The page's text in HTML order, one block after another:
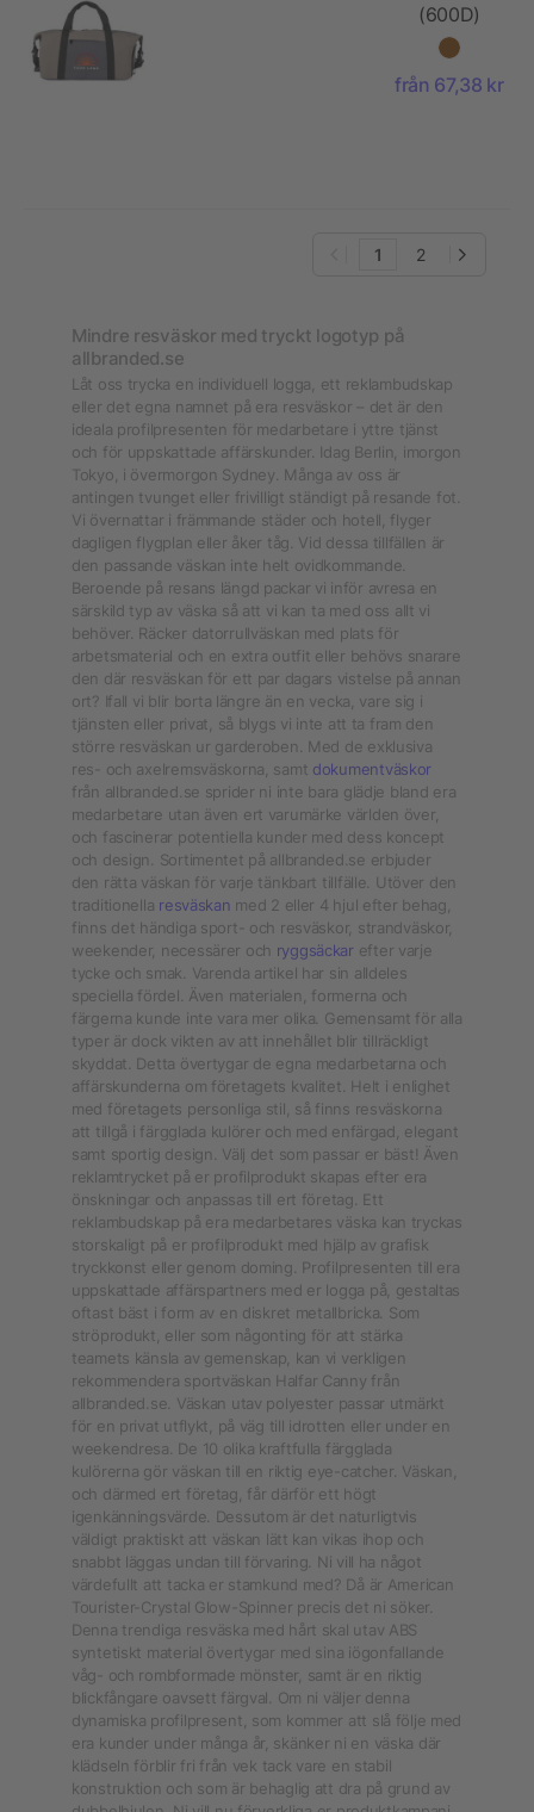
(600D)
duffel bag
från 67,38 kr
1 2
Mindre resväskor med tryckt logotyp på
allbranded.se
Låt oss trycka en individuell logga, ett reklambudskap
eller det egna namnet på era resväskor – det är den
ideala profilpresenten för medarbetare i yttre tjänst
och för uppskattade affärskunder. Idag Berlin, imorgon
Tokyo, i övermorgon Sydney. Många av oss är
antingen tvunget eller frivilligt ständigt på resande fot.
Vi övernattar i främmande städer och hotell, flyger
dagligen flygplan eller åker tåg. Vid dessa tillfällen är
den passande väskan inte helt ovidkommande.
Beroende på resans längd packar vi inför avresa en
särskild typ av väska så att vi kan ta med oss allt vi
behöver. Räcker datorrullväskan med plats för
arbetsmaterial och en extra outfit eller behövs snarare
den där resväskan för ett par dagars vistelse på annan
ort? Ifall vi blir borta längre än en vecka, vare sig i
tjänsten eller privat, så blygs vi inte att ta fram den
större resväskan ur garderoben. Med de exklusiva
res- och axelremsväskorna, samt dokumentväskor
från allbranded.se sprider ni inte bara glädje bland era
medarbetare utan även ert varumärke världen över,
och fascinerar potentiella kunder med dess koncept
och design. Sortimentet på allbranded.se erbjuder
den rätta väskan för varje tänkbart tillfälle. Utöver den
traditionella resväskan med 2 eller 4 hjul efter behag,
finns det händiga sport- och resväskor, strandväskor,
weekender, necessärer och ryggsäckarefter varje
tycke och smak. Varenda artikel har sin alldeles
speciella fördel. Även materialen, formerna och
färgerna kunde inte vara mer olika. Gemensamt för alla
typer är dock vikten av att innehållet blir tillräckligt
skyddat. Detta övertygar de egna medarbetarna och
affärskunderna om företagets kvalitet. Helt i enlighet
med företagets personliga stil, så finns resväskorna
att tillgå i färgglada kulörer och med enfärgad, elegant
samt sportig design. Välj det som passar er bäst! Även
reklamtrycket på er profilprodukt skapas efter era
önskningar och anpassas till ert företag. Ett
reklambudskap på era medarbetares väska kan tryckas
storskaligt på er profilprodukt med hjälp av grafisk
tryckkonst eller genom doming. Profilpresenten till era
uppskattade affärspartners med er logga på, gestaltas
oftast bäst i form av en diskret metallbricka. Som
ströprodukt, eller som någonting för att stärka
teamets känsla av gemenskap, kan vi verkligen
rekommendera sportväskan Halfar Canny från
allbranded.se. Väskan utav polyester passar utmärkt
för en privat utflykt, på väg till idrotten eller under en
weekendresa. De 10 olika kraftfulla färgglada
kulörerna gör väskan till en riktig eye-catcher. Väskan,
och därmed ert företag, får därför ett högt
igenkänningsvärde. Dessutom är det naturligtvis
väldigt praktiskt att väskan lätt kan vikas ihop och
snabbt läggas undan till förvaring. Ni vill ha något
värdefullt att tacka er stamkund med? Då är American
Tourister-Crystal Glow-Spinner precis det ni söker.
Denna trendiga resväska med hårt skal utav ABS
syntetiskt material övertygar med sina iögonfallande
våg- och rombformade mönster, samt är en riktig
blickfångare oavsett färgval. Om ni väljer denna
dynamiska profilpresent, som kommer att slå följe med
era kunder under många år, skänker ni en väska där
klädseln förblir fri från vek tack vare en stabil
konstruktion och som är behaglig att dra på grund av